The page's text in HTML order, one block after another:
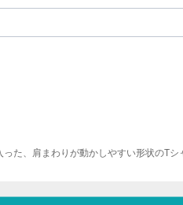
た、肩まわりが動かしやすい形状のT